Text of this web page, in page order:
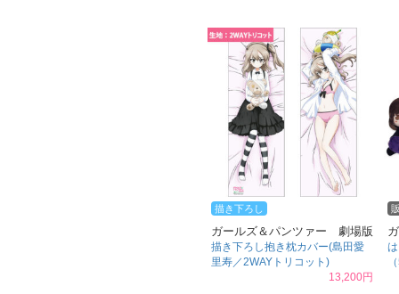
描き下ろし
ガールズ＆パンツァー 劇場版
描き下ろし抱き枕カバー(島田愛
里寿／2WAYトリコット)
13,200円